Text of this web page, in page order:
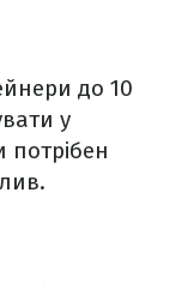
до 10
у
потрібен